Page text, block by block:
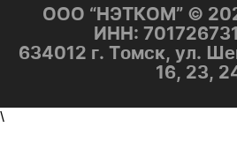
ООО “НЭТКОМ” ©
ИНН:
634012 г. Томск, ул.
16, 23,
\